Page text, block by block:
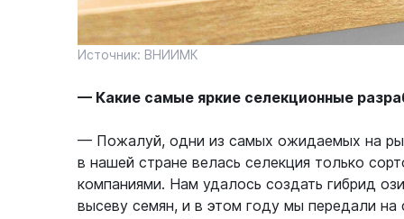
Источник: ВНИИМК
— Какие самые яркие селекционные
— Пожалуй, одни из самых ожидаемых на
в нашей стране велась селекция только
компаниями. Нам удалось создать гибрид
высеву семян, и в этом году мы передали на